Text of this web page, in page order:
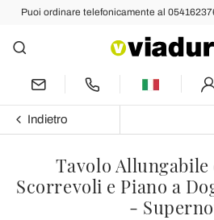
Puoi ordinare telefonicamente al
Indietro
Tavolo Allungabile
Scorrevoli e Piano a
-